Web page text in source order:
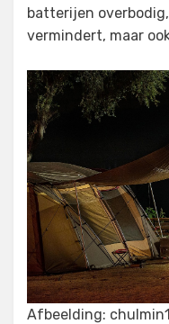
batterijen
vermindert, maar
Afbeelding: